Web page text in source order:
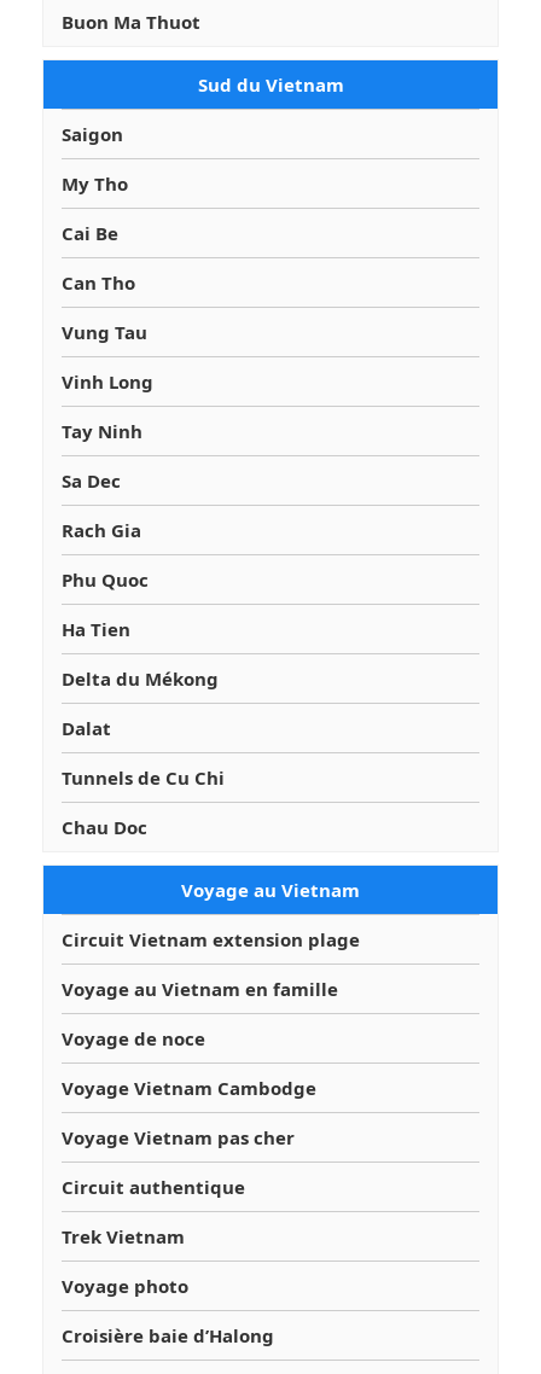
Buon Ma Thuot
Sud du Vietnam
Saigon
My Tho
Cai Be
Can Tho
Vung Tau
Vinh Long
Tay Ninh
Sa Dec
Rach Gia
Phu Quoc
Ha Tien
Delta du Mékong
Dalat
Tunnels de Cu Chi
Chau Doc
Voyage au Vietnam
Circuit Vietnam extension plage
Voyage au Vietnam en famille
Voyage de noce
Voyage Vietnam Cambodge
Voyage Vietnam pas cher
Circuit authentique
Trek Vietnam
Voyage photo
Croisière baie d’Halong